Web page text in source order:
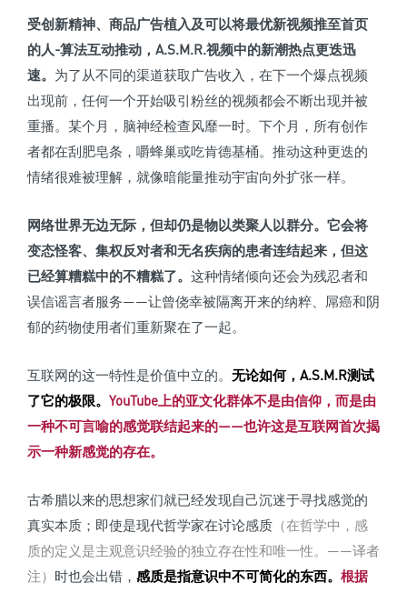
受创新精神、商品广告植入及可以将最优新视频推至首页
的人-算法互动推动，A.S.M.R.视频中的新潮热点更迭迅
速。 为了从不同的渠道获取广告收入，在下一个爆点视频
出现前，任何一个开始吸引粉丝的视频都会不断出现并被
重播。某个月，脑神经检查风靡一时。下个月，所有创作
者都在刮肥皂条，嚼蜂巢或吃肯德基桶。推动这种更迭的
情绪很难被理解，就像暗能量推动宇宙向外扩张一样。
网络世界无边无际，但却仍是物以类聚人以群分。 它会将
变态怪客、集权反对者和无名疾病的患者连结起来，但这
已经算糟糕中的不糟糕了。 这种情绪倾向还会为残忍者和
误信谣言者服务——让曾侥幸被隔离开来的纳粹、屌癌和阴
郁的药物使用者们重新聚在了一起。
互联网的这一特性是价值中立的。 无论如何，A.S.M.R测试
了它的极限。 YouTube上的亚文化群体不是由信仰，而是由
一种不可言喻的感觉联结起来的——也许这是互联网首次揭
示一种新感觉的存在。
古希腊以来的思想家们就已经发现自己沉迷于寻找感觉的
真实本质；即使是现代哲学家在讨论感质 （在哲学中，感
质的定义是主观意识经验的独立存在性和唯一性。——译者
注） 时也会出错， 感质是指意识中不可简化的东西。 根据